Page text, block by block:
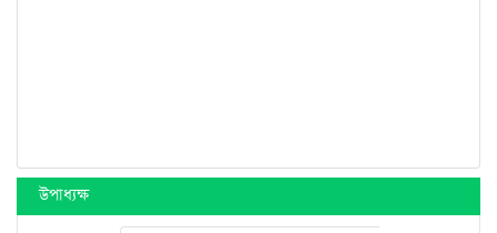
উপাধ্যক্ষ